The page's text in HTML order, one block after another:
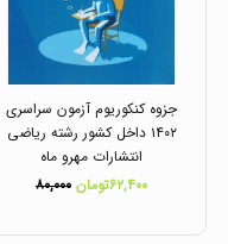
جزوه کنکوریوم آزمون سراسری
۱۴۰۲ داخل کشور رشته ریاضی
انتشارات مهرو ماه
۶۲,۴۰۰تومان
۸۰,۰۰۰